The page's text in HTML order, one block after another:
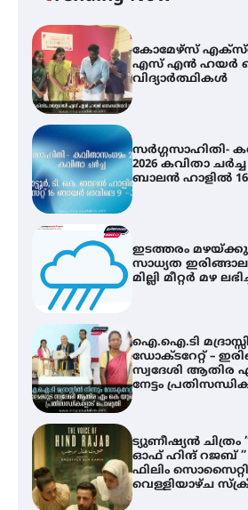
കോമേഴ്സ്
എസ് എൻ ഹയർ
വിദ്യാർത്ഥികൾ
സർഗ്ഗസാഹിതി-
2026 കവിതാ
ബാലൻ ഹാളിൽ
ഇടത്തരം മഴയ്ക്കും
സാധ്യത
മില്ലി മീറ്റർ മഴ
ഐ.ഐ.ടി
ഡോക്ടറേറ്റ് –
സ്വദേശി ആതിര
നേട്ടം
ട്യുണീഷ്യൻ ചിത്രം
ഓഫ് ഹിന്ദ് റജബ് ”
ഫിലിം
വെള്ളിയാഴ്ച